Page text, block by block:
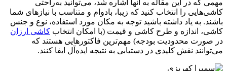
مهمی که در این مقاله به آنها اشاره شد، می‌توانید به‌راحتی
کاشی‌هایی را انتخاب کنید که زیبا، بادوام و متناسب با نیازهای شما
باشند. به یاد داشته باشید توجه به مکان مورد استفاده، نوع و جنس
کاشی، اندازه و طرح کاشی و قیمت (با امکان انتخاب کاشی ارزان
در صورت محدودیت بودجه) مهم‌ترین فاکتورهایی هستند که
می‌توانند نقش کلیدی در دستیابی به نتیجه ایده‌آل ایفا کنند.